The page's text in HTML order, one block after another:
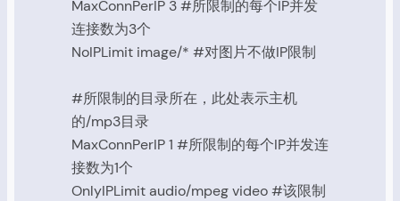
MaxConnPerIP 3 #所限制的每个IP并发
连接数为3个
NoIPLimit image/* #对图片不做IP限制
#所限制的目录所在，此处表示主机
的/mp3目录
MaxConnPerIP 1 #所限制的每个IP并发连
接数为1个
OnlyIPLimit audio/mpeg video #该限制